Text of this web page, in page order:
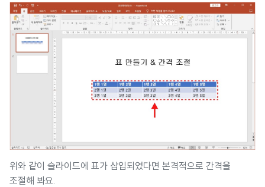
위와 같이 슬라이드에 표가 삽입되었다면 본격적으로 간격을
조절해 봐요.